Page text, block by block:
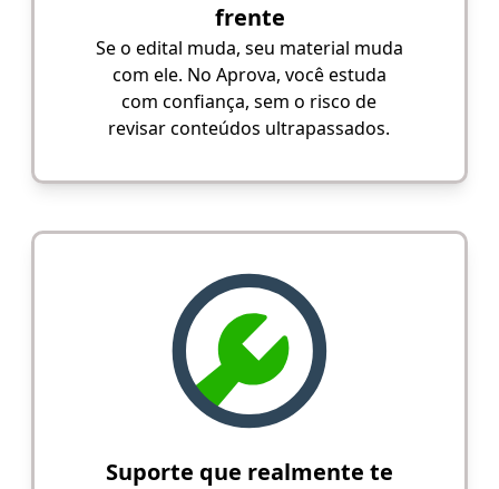
frente
Se o edital muda, seu material muda
com ele. No Aprova, você estuda
com confiança, sem o risco de
revisar conteúdos ultrapassados.
Suporte que realmente te